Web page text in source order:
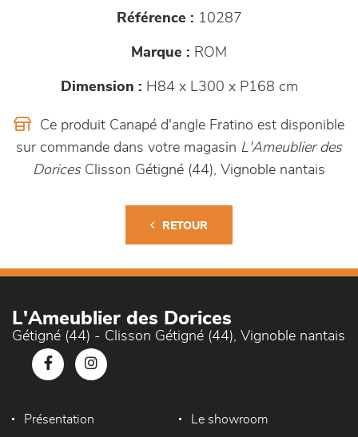
Référence : 10287
Marque : ROM
Dimension : H84 x L300 x P168 cm
Ce produit Canapé d'angle Fratino est disponible
sur commande dans votre magasin L'Ameublier des
DoricesClisson Gétigné (44), Vignoble nantais
RETOUR
L'Ameublier des Dorices
Gétigné (44) - Clisson Gétigné (44), Vignoble nantais
Présentation Le showroom